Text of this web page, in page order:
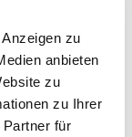
zu
anbieten
zu
zu Ihrer
für